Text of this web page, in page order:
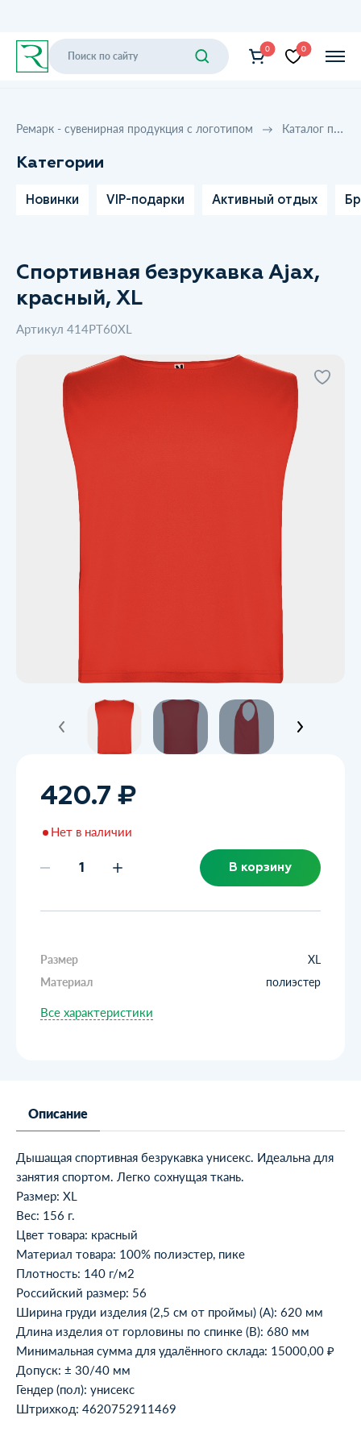
0 0
Ремарк - сувенирная продукция с логотипом Каталог продукции
Категории
Новинки VIP-подарки Активный отдых
Спортивная безрукавка Ajax,
красный, XL
Артикул 414PT60XL
420.7 ₽
Нет в наличии
В корзину
Размер
XL
Материал
полиэстер
Все характеристики
Описание
Дышащая спортивная безрукавка унисекс. Идеальна для
занятия спортом. Легко сохнущая ткань.
Размер: XL
Вес: 156 г.
Цвет товара: красный
Материал товара: 100% полиэстер, пике
Плотность: 140 г/м2
Российский размер: 56
Ширина груди изделия (2,5 см от проймы) (A): 620 мм
Длина изделия от горловины по спинке (B): 680 мм
Минимальная сумма для удалённого склада: 15000,00 ₽
Допуск: ± 30/40 мм
Гендер (пол): унисекс
Штрихкод: 4620752911469